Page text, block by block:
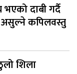
दाबी गर्दै
कपिलवस्तु
शिला